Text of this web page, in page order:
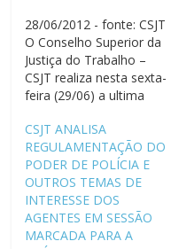
28/06/2012 - fonte: CSJT
O Conselho Superior da
Justiça do Trabalho –
CSJT realiza nesta sexta-
feira (29/06) a ultima
primeiro semestre de
2012. Na pauta alguns
processos de interesse
de entidades
representativas dos
Servidores, tais como,
regulamentação da
CSJT ANALISA
REGULAMENTAÇÃO DO
PODER DE POLÍCIA E
OUTROS TEMAS DE
INTERESSE DOS
AGENTES EM SESSÃO
MARCADA PARA A